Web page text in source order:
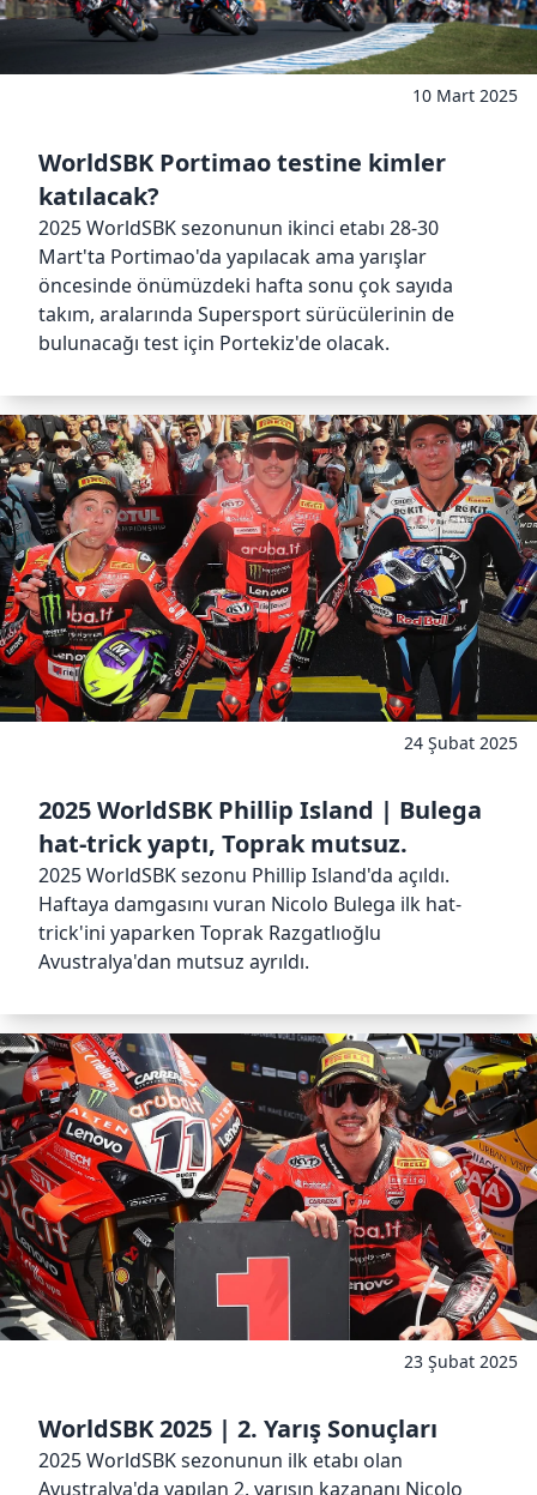
10 Mart 2025
WorldSBK Portimao testine kimler
katılacak?
2025 WorldSBK sezonunun ikinci etabı 28-30
Mart'ta Portimao'da yapılacak ama yarışlar
öncesinde önümüzdeki hafta sonu çok sayıda
takım, aralarında Supersport sürücülerinin de
bulunacağı test için Portekiz'de olacak.
24 Şubat 2025
2025 WorldSBK Phillip Island | Bulega
hat-trick yaptı, Toprak mutsuz.
2025 WorldSBK sezonu Phillip Island'da açıldı.
Haftaya damgasını vuran Nicolo Bulega ilk hat-
trick'ini yaparken Toprak Razgatlıoğlu
Avustralya'dan mutsuz ayrıldı.
23 Şubat 2025
WorldSBK 2025 | 2. Yarış Sonuçları
2025 WorldSBK sezonunun ilk etabı olan
Avustralya'da yapılan 2. yarışın kazananı Nicolo